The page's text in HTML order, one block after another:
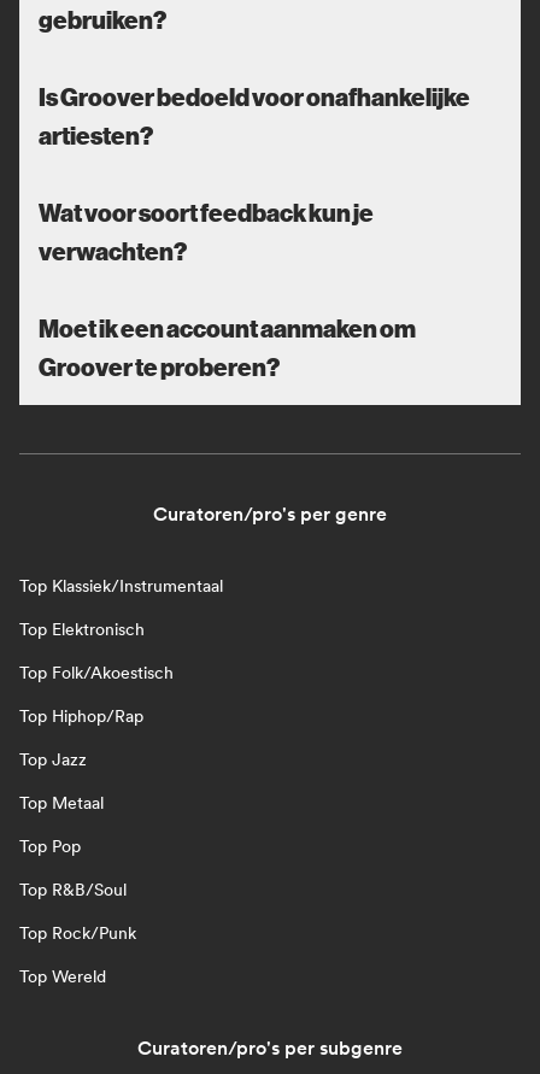
gebruiken?
Is Groover bedoeld voor onafhankelijke
artiesten?
Wat voor soort feedback kun je
verwachten?
Moet ik een account aanmaken om
Groover te proberen?
Curatoren/pro's per genre
Top Klassiek/Instrumentaal
Top Elektronisch
Top Folk/Akoestisch
Top Hiphop/Rap
Top Jazz
Top Metaal
Top Pop
Top R&B/Soul
Top Rock/Punk
Top Wereld
Curatoren/pro's per subgenre